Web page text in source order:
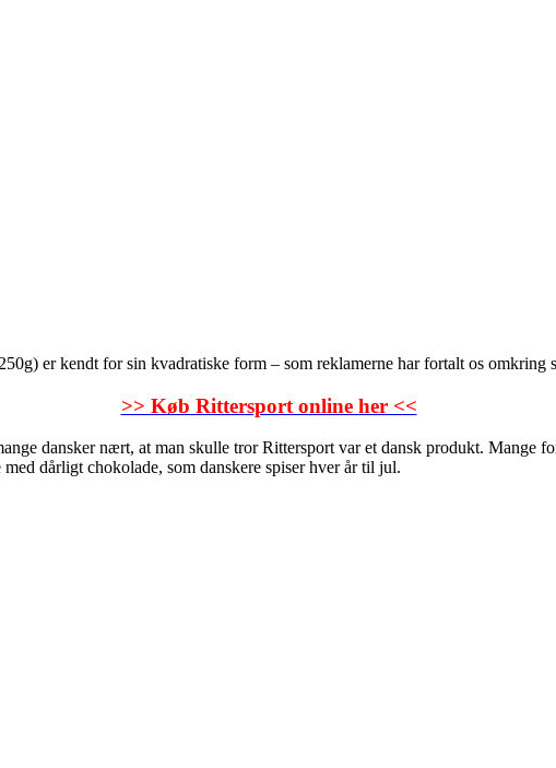
er kendt for sin kvadratiske form – som reklamerne har fortalt os omkring
>> Køb Rittersport online her <<
dansker nært, at man skulle tror Rittersport var et dansk produkt.
dårligt chokolade, som danskere spiser hver år til jul.